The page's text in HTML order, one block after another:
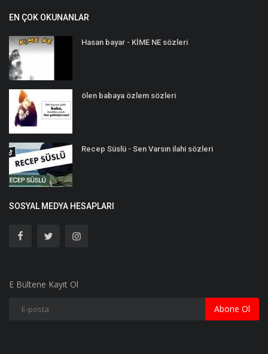
EN ÇOK OKUNANLAR
Hasan bayar - KİME NE sözleri
ölen babaya özlem sözleri
Recep Süslü - Sen Varsın ilahi sözleri
SOSYAL MEDYA HESAPLARI
E Bültene Kayıt Ol
Abone Ol